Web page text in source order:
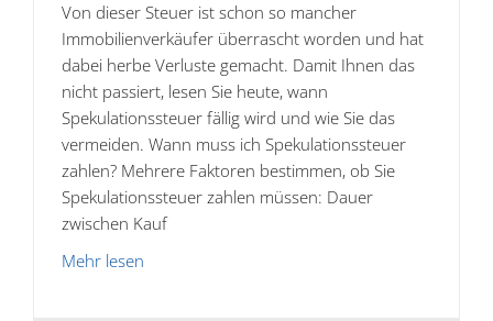
Von dieser Steuer ist schon so mancher
Immobilienverkäufer überrascht worden und hat
dabei herbe Verluste gemacht. Damit Ihnen das
nicht passiert, lesen Sie heute, wann
Spekulationssteuer fällig wird und wie Sie das
vermeiden. Wann muss ich Spekulationssteuer
zahlen? Mehrere Faktoren bestimmen, ob Sie
Spekulationssteuer zahlen müssen: Dauer
zwischen Kauf
Mehr lesen